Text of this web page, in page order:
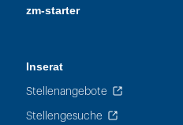
zm-starter
Inserat
Stellenangebote
Stellengesuche